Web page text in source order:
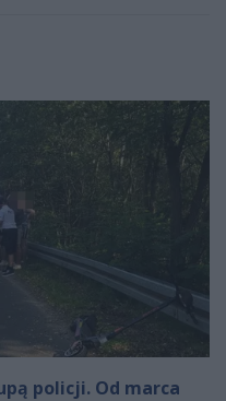
policji. Od marca